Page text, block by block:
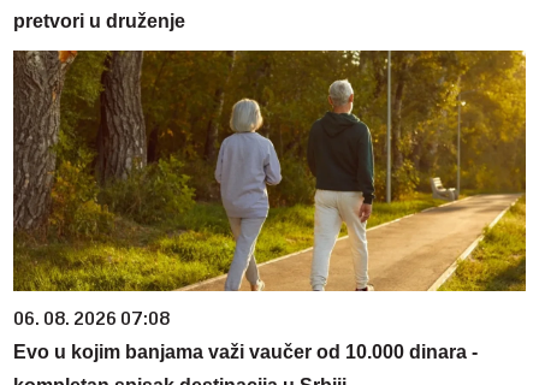
pretvori u druženje
06. 08. 2026 07:08
Evo u kojim banjama važi vaučer od 10.000 dinara -